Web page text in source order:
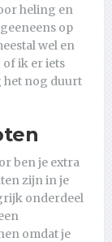
heling en
op
wel en
of ik er iets
het nog duurt
ben je extra
zijn in je
onderdeel
omdat je